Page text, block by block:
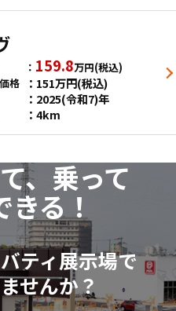
159.8万円(税込)
格
151万円(税込)
2025(令和7)年
4km
、乗って
る！
ティ展示場で
せんか？